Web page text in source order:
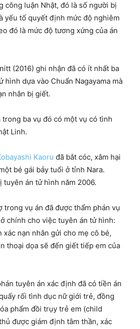
công luận Nhật, đó là số người bị
yếu tố quyết định mức độ nghiêm
đó là mức độ tương xứng của án
(2016) ghi nhận đã có ít nhất ba
hình dựa vào Chuẩn Nagayama mà
nhân bị giết.
ba vụ đó có một vụ có tình
Linh.
Kaoru đã bắt cóc, xâm hại
bé gái bảy tuổi ở tỉnh Nara.
tuyên án tử hình năm 2006.
trong vụ án đã được thẩm phán vụ
chính cho việc tuyên án tử hình:
nạn nhân gửi cho mẹ cô bé,
thoại dọa sẽ đến giết tiếp em của
tuyên án xác định đã có tiền án
rối tình dục nữ giới trẻ, đồng
phẩm đồi trụy trẻ em (child
được giám định tâm thần, xác